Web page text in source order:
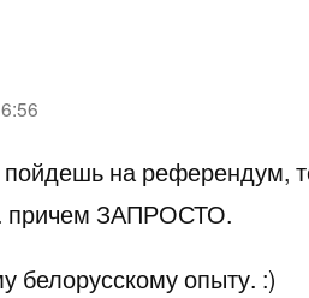
на референдум,
причем ЗАПРОСТО.
белорусскому опыту. :)